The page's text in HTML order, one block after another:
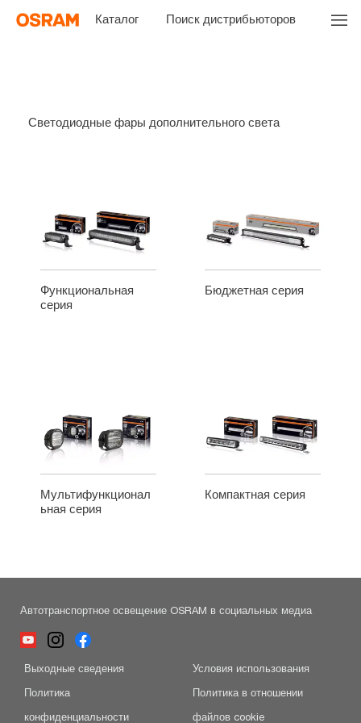
Каталог Поиск дистрибьюторов
Светодиодные фары дополнительного света
Функциональная
серия
Бюджетная серия
Мультифункционал
ьная серия
Компактная серия
Автотранспортное освещение OSRAM в социальных медиа
Выходные сведения
Условия использования
Политика
конфиденциальности
Политика в отношении
файлов cookie